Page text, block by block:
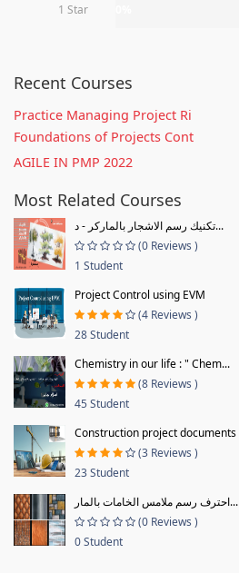
1 Star
Recent Courses
Practice Managing Project Ri
Foundations of Projects Cont
AGILE IN PMP 2022
Most Related Courses
تكنيك رسم الاشجار بالماركر - د...
(0 Reviews )
1 Student
Project Control using EVM
(4 Reviews )
28 Student
Chemistry in our life : " Chem...
(8 Reviews )
45 Student
Construction project documents
(3 Reviews )
23 Student
احترف رسم ملامس الخامات بالمار...
(0 Reviews )
0 Student